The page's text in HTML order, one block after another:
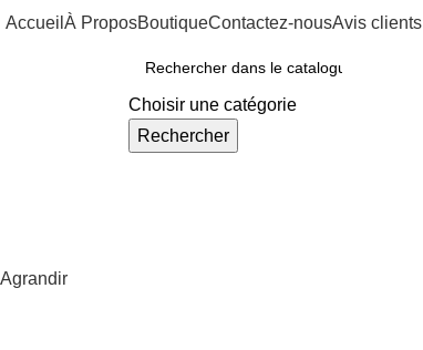
Accueil À ProposBoutiqueContactez-nousAvis clients
Choisir une catégorie
Rechercher
Agrandir